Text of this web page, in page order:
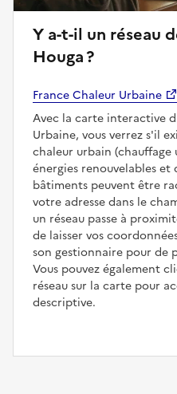
Y a-t-il un réseau de chaleur au
Houga ?
France Chaleur Urbaine
Avec la carte interactive
Urbaine, vous verrez s'il
chaleur urbain
énergies renouvelables
bâtiments peuvent être
votre adresse dans le
un réseau passe à
de laisser vos
son gestionnaire pour de
Vous pouvez également
réseau sur la carte pour
descriptive.